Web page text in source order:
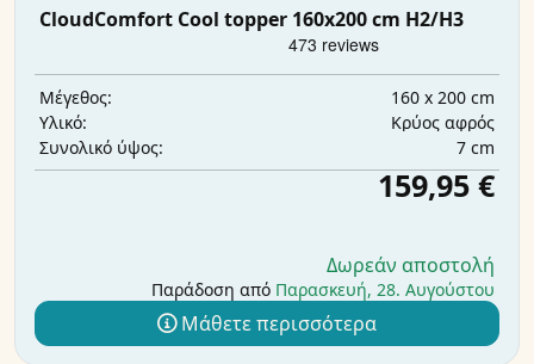
CloudComfort Cool topper 160x200 cm H2/H3
Μέγεθος:
160 x 200 cm
Υλικό:
Κρύος αφρός
Συνολικό ύψος:
7 cm
159,95 €
Δωρεάν αποστολή
Παράδοση από Παρασκευή, 28. Αυγούστου
Μάθετε περισσότερα